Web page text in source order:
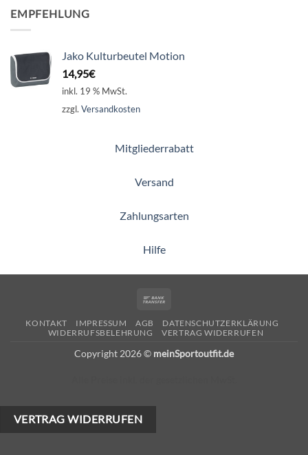
EMPFEHLUNG
Jako Kulturbeutel Motion
14,95€
inkl. 19 % MwSt.
zzgl. Versandkosten
Mitgliederrabatt
Versand
Zahlungsarten
Hilfe
KONTAKT IMPRESSUM AGB
DATENSCHUTZERKLÄRUNG
WIDERRUFSBELEHRUNG
VERTRAG WIDERRUFEN
Copyright 2026 © meinSportoutfit.de
VERTRAG WIDERRUFEN